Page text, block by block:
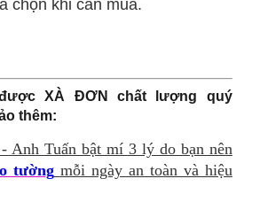
chọn khi cần mua.
XÀ ĐƠN chất lượng quý
thêm:
Anh Tuấn bật mí 3 lý do bạn nên
tường mỗi ngày an toàn và hiệu